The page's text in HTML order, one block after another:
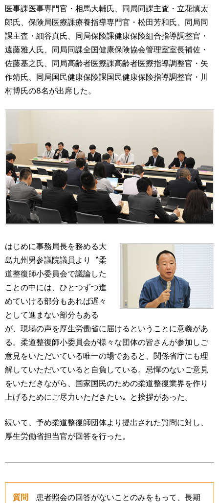
医事課医事専門官・相馬大輔氏、同局同課主査・立花慎太
郎氏、保険局医療課療養指導専門官・松田芳和氏、同局同
課主査・細谷真氏、同局保険課健康保険組合指導調整官・
遠藤雅人氏、同局同課全国健康保険協会管理室室長補佐・
佐藤基之氏、同局高齢者医療課高齢者医療指導調整官・矢
作靖氏、同局国民健康保険課国民健康保険指導調整官・川
村博氏の8名が出席した。
はじめに事務局長を務める大
島九州男参議院議員より〝柔
道整復師小委員会で議論した
ことの中には、ひとつずつ進
めていける部分もあれば遅々
として進まない部分もある
が、現場の声を厚生労働省に届けるということに意義があ
る。柔道整復師小委員会が様々な団体の皆さんが参加しご
意見をいただいている唯一の場であると、関係省庁にも理
解していただいていると自負している。忌憚のないご意見
をいただきながら、国家国民のための柔道整復業界を作り
上げるためにご尽力いただきたい〟と挨拶があった。
続いて、予め柔道整復師団体より提出された質問に対し、
厚生労働省担当官が回答を行った。
質問
患者照会の回答がないことのみをもって、長期